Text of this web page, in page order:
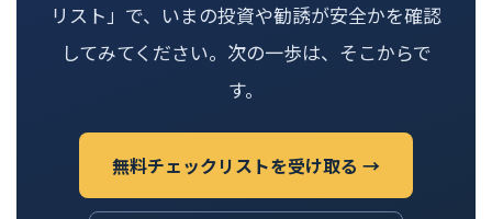
リスト」で、いまの投資や勧誘が安全かを確認
してみてください。次の一歩は、そこからで
す。
無料チェックリストを受け取る →